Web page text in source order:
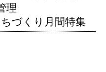
理
ちづくり月間特集